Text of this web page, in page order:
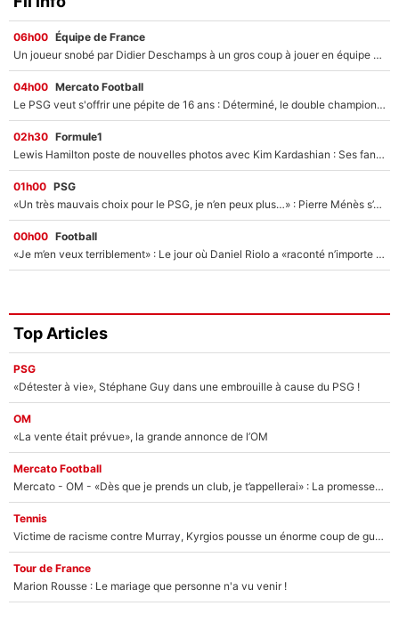
06h00 Équipe de France
Un joueur snobé par Didier Deschamps à un gros coup à jouer en équipe de France : Zinedine Zidane a trouvé son numéro 9 ?
04h00 Mercato Football
Le PSG veut s'offrir une pépite de 16 ans : Déterminé, le double champion d'Europe en titre est prêt à lâcher 40M€ pour celui que l'on compare déjà à Vinicius Jr !
02h30 Formule1
Lewis Hamilton poste de nouvelles photos avec Kim Kardashian : Ses fans le voient déjà redevenir champion du monde de F1 grâce à elle !
01h00 PSG
«Un très mauvais choix pour le PSG, je n’en peux plus…» : Pierre Ménès s’est complètement trompé avec Luis Enrique et ces déclarations le prouvent !
00h00 Football
«Je m’en veux terriblement» : Le jour où Daniel Riolo a «raconté n’importe quoi» dans l'After Foot !
Top Articles
PSG
«Détester à vie», Stéphane Guy dans une embrouille à cause du PSG !
OM
«La vente était prévue», la grande annonce de l’OM
Mercato Football
Mercato - OM - «Dès que je prends un club, je t’appellerai» : La promesse de Marcelino au moment de claquer la porte
Tennis
Victime de racisme contre Murray, Kyrgios pousse un énorme coup de gueule !
Tour de France
Marion Rousse : Le mariage que personne n'a vu venir !